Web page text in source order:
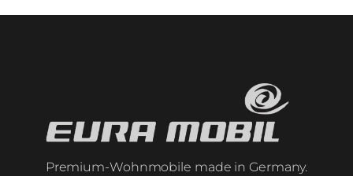
Premium-Wohnmobile made in Germany.